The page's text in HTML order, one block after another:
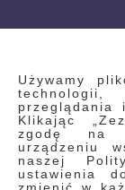
Używamy
przeglądania
Klikając
zgodę na
urządzeniu
naszej
ustawienia
Regulamin
Polityka
Wyszukiwane